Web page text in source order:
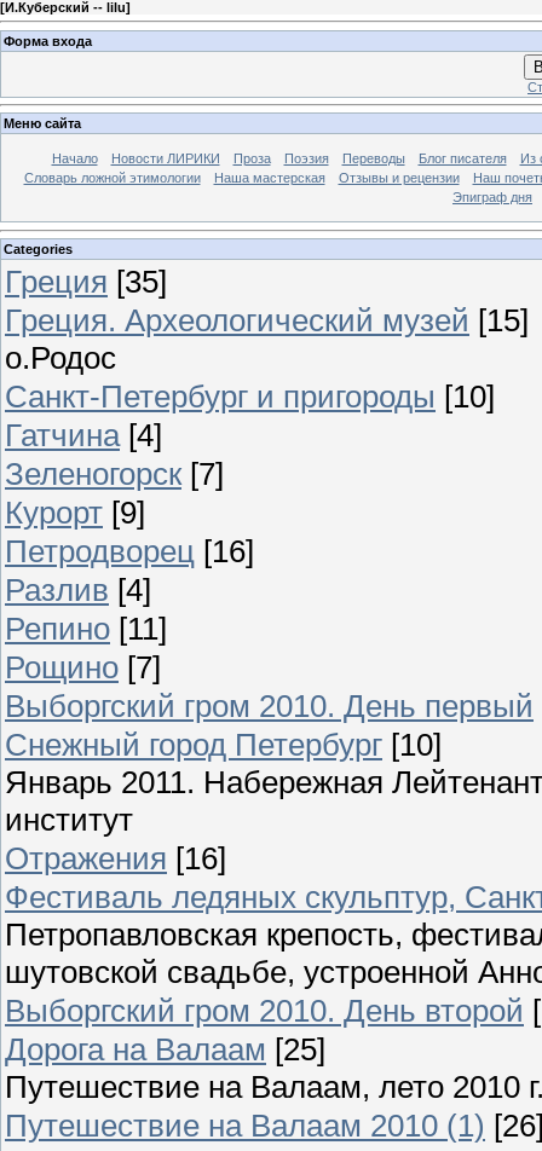
[И.Куберский -- lilu]
Форма входа
Меню сайта
Начало Новости ЛИРИКИ Проза Поэзия Переводы Блог писателя
Из
Словарь ложной этимологии
Наша мастерская Отзывы и рецензии
Наш
Эпиграф дня
Categories
Греция [35]
Греция. Археологический музей [15]
о.Родос
Санкт-Петербург и пригороды [10]
Гатчина [4]
Зеленогорск [7]
Курорт [9]
Петродворец [16]
Разлив [4]
Репино [11]
Рощино [7]
Выборгский гром 2010. День первый
Снежный город Петербург [10]
Январь 2011. Набережная
институт
Отражения [16]
Фестиваль ледяных скульптур,
Петропавловская крепость,
шутовской свадьбе, устроенной
Выборгский гром 2010. День второй
Дорога на Валаам [25]
Путешествие на Валаам, лето 2010
Путешествие на Валаам 2010 (1)